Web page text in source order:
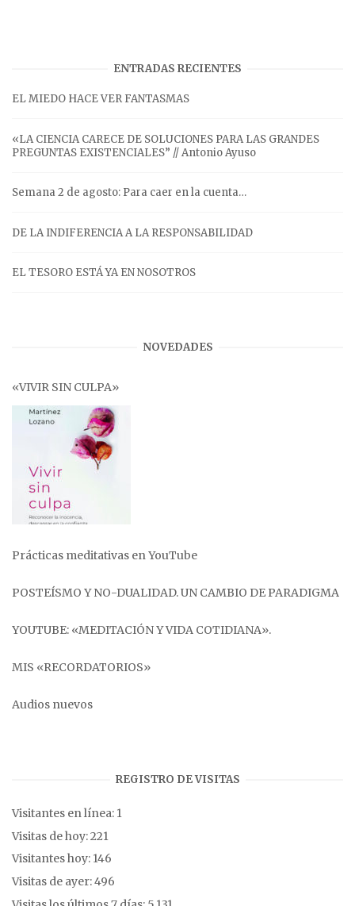
ENTRADAS RECIENTES
EL MIEDO HACE VER FANTASMAS
«LA CIENCIA CARECE DE SOLUCIONES PARA LAS GRANDES
PREGUNTAS EXISTENCIALES” // Antonio Ayuso
Semana 2 de agosto: Para caer en la cuenta…
DE LA INDIFERENCIA A LA RESPONSABILIDAD
EL TESORO ESTÁ YA EN NOSOTROS
NOVEDADES
«VIVIR SIN CULPA»
Prácticas meditativas en YouTube
POSTEÍSMO Y NO-DUALIDAD. UN CAMBIO DE PARADIGMA
YOUTUBE: «MEDITACIÓN Y VIDA COTIDIANA».
MIS «RECORDATORIOS»
Audios nuevos
REGISTRO DE VISITAS
Visitantes en línea: 1
Visitas de hoy:221
Visitantes hoy: 146
Visitas de ayer:496